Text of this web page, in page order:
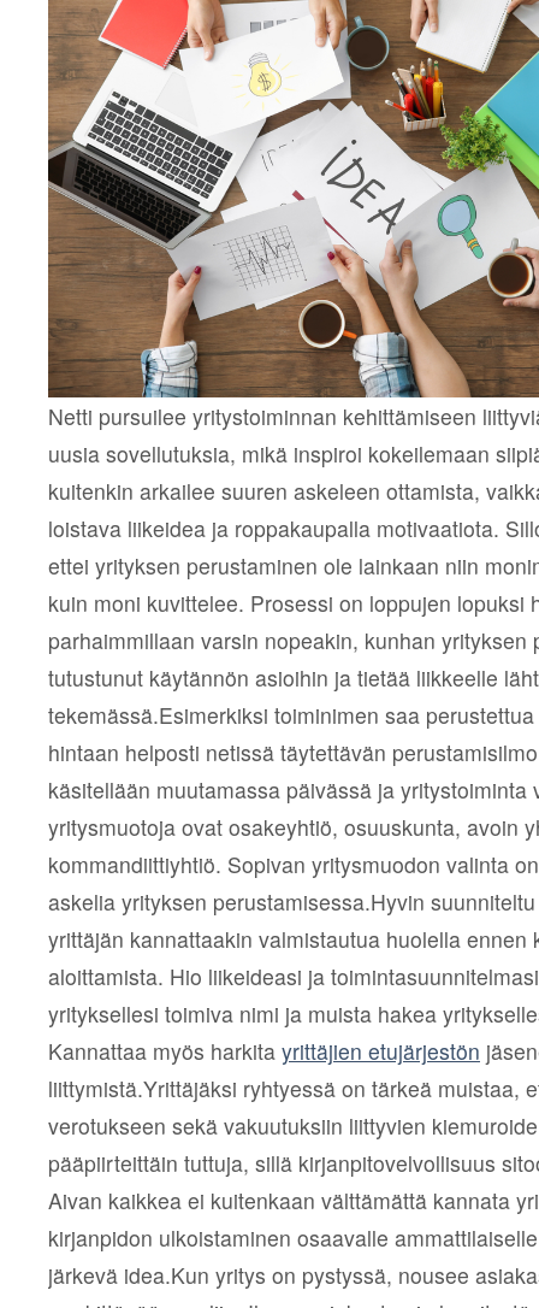
Netti pursuilee yritystoiminnan kehittämiseen
uusia sovellutuksia, mikä inspiroi kokeilemaan
kuitenkin arkailee suuren askeleen ottamista,
loistava liikeidea ja roppakaupalla motivaatiota.
ettei yrityksen perustaminen ole lainkaan niin
kuin moni kuvittelee. Prosessi on loppujen lopuksi
parhaimmillaan varsin nopeakin, kunhan yrityksen
tutustunut käytännön asioihin ja tietää liikkeelle
tekemässä.Esimerkiksi toiminimen saa
hintaan helposti netissä täytettävän
käsitellään muutamassa päivässä ja yritystoiminta
yritysmuotoja ovat osakeyhtiö, osuuskunta, avoin
kommandiittiyhtiö. Sopivan yritysmuodon valinta
askelia yrityksen perustamisessa.Hyvin
yrittäjän kannattaakin valmistautua huolella ennen
aloittamista. Hio liikeideasi ja
yrityksellesi toimiva nimi ja muista hakea
Kannattaa myös harkita yrittäjien etujärjestön
liittymistä.Yrittäjäksi ryhtyessä on tärkeä muistaa,
verotukseen sekä vakuutuksiin liittyvien
pääpiirteittäin tuttuja, sillä kirjanpitovelvollisuus
Aivan kaikkea ei kuitenkaan välttämättä kannata
kirjanpidon ulkoistaminen osaavalle
järkevä idea.Kun yritys on pystyssä, nousee